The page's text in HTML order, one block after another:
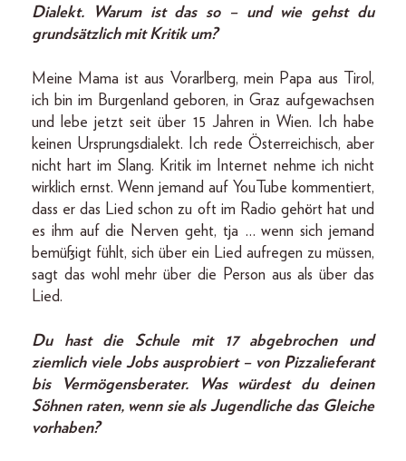
Dialekt. Warum ist das so – und wie gehst du
grundsätzlich mit Kritik um?
Meine Mama ist aus Vorarlberg, mein Papa aus Tirol,
ich bin im Burgenland geboren, in Graz aufgewachsen
und lebe jetzt seit über 15 Jahren in Wien. Ich habe
keinen Ursprungsdialekt. Ich rede Österreichisch, aber
nicht hart im Slang. Kritik im Internet nehme ich nicht
wirklich ernst. Wenn jemand auf YouTube kommentiert,
dass er das Lied schon zu oft im Radio gehört hat und
es ihm auf die Nerven geht, tja … wenn sich jemand
bemüßigt fühlt, sich über ein Lied aufregen zu müssen,
sagt das wohl mehr über die Person aus als über das
Lied.
Du hast die Schule mit 17 abgebrochen und
ziemlich viele Jobs ausprobiert – von Pizzalieferant
bis Vermögensberater. Was würdest du deinen
Söhnen raten, wenn sie als Jugendliche das Gleiche
vorhaben?